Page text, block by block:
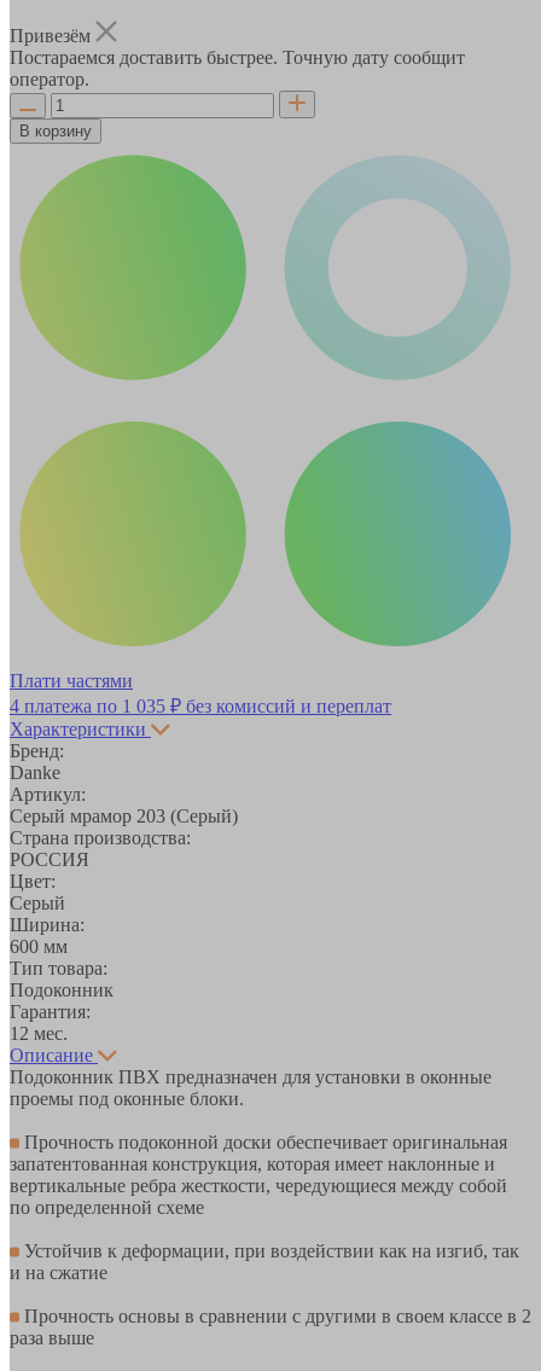
Привезём
Постараемся доставить быстрее. Точную дату сообщит
оператор.
В корзину
Плати частями
4 платежа по 1 035 ₽ без комиссий и переплат
Характеристики
Бренд:
Danke
Артикул:
Серый мрамор 203 (Серый)
Страна производства:
РОССИЯ
Цвет:
Серый
Ширина:
600 мм
Тип товара:
Подоконник
Гарантия:
12 мес.
Описание
Подоконник ПВХ предназначен для установки в оконные
проемы под оконные блоки.
Прочность подоконной доски обеспечивает оригинальная
запатентованная конструкция, которая имеет наклонные и
вертикальные ребра жесткости, чередующиеся между собой
по определенной схеме
Устойчив к деформации, при воздействии как на изгиб, так
и на сжатие
Прочность основы в сравнении с другими в своем классе в 2
раза выше